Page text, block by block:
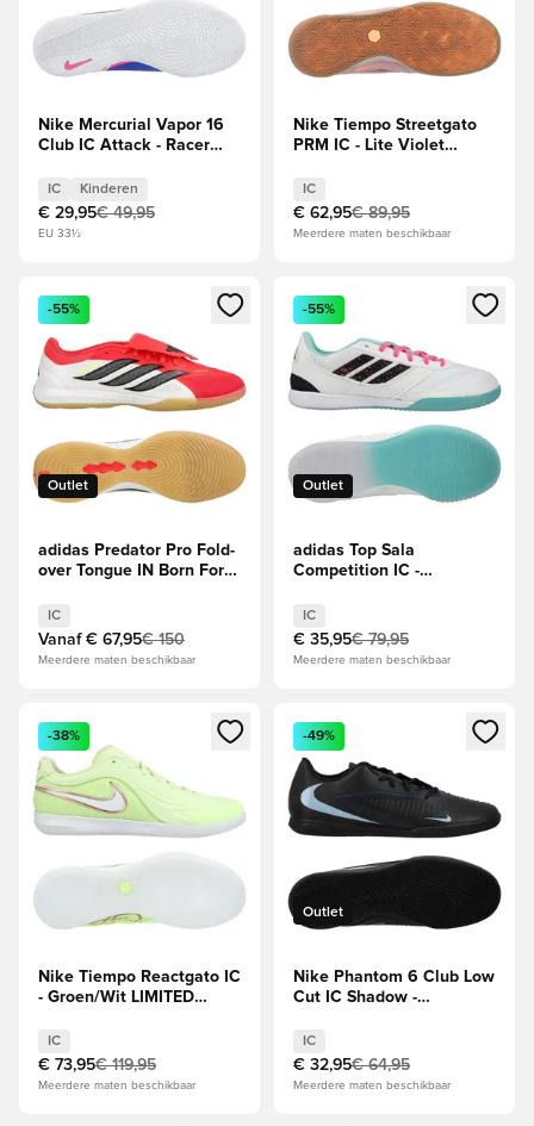
Nike Mercurial Vapor 16
Club IC Attack - Racer
IC Kinderen
€ 29,95€ 49,95
EU 33½
Nike Tiempo Streetgato
PRM IC - Lite Violet
IC
€ 62,95€ 89,95
Meerdere maten beschikbaar
Opent een venster om in te loggen of je aan te melden als
Outlet
-55%
adidas Predator Pro Fold-
over Tongue IN Born For
rood/Zwart/Wit
IC
Vanaf € 67,95€ 150
Meerdere maten beschikbaar
Opent een venster om in te
Outlet
-55%
adidas Top Sala
Competition IC -
Aqua
IC
€ 35,95€ 79,95
Meerdere maten beschikbaar
Opent een venster om in te loggen of je aan te melden als
-38%
Nike Tiempo Reactgato IC
- Groen/Wit LIMITED
IC
€ 73,95€ 119,95
Meerdere maten beschikbaar
Opent een venster om in te
Outlet
-49%
Nike Phantom 6 Club Low
Cut IC Shadow -
IC
€ 32,95€ 64,95
Meerdere maten beschikbaar